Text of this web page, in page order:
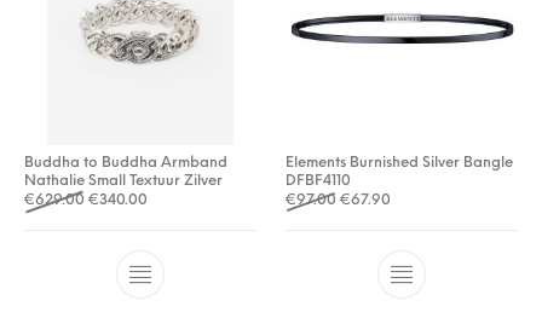
Buddha to Buddha Armband
Nathalie Small Textuur Zilver
€629.00 Oorspronkelijke prijs was: €629.00.
€340.00 Huidige prijs is: €340.00.
Elements Burnished Silver Bangle
DFBF4110
€97.00 Oorspronkelijke prijs was:
€67.90